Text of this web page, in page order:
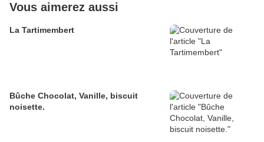
Vous aimerez aussi
La Tartimembert
Bûche Chocolat, Vanille, biscuit
noisette.